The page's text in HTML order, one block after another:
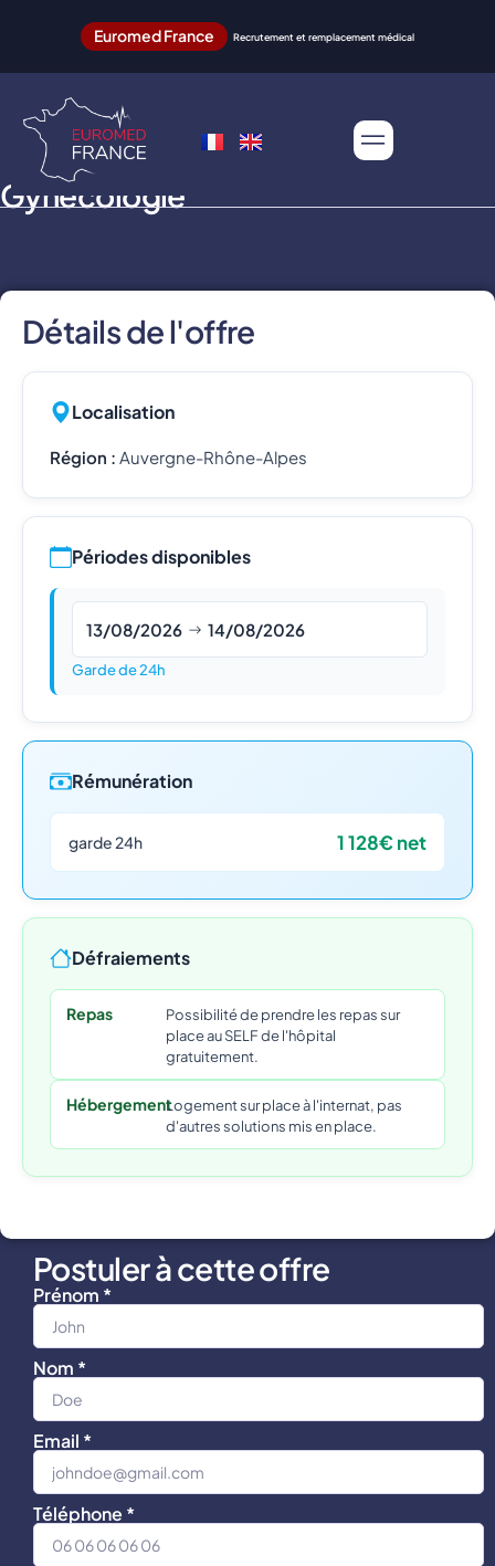
Euromed France Recrutement et remplacement médical
Gynécologie
Détails de l'offre
Localisation
Région : Auvergne-Rhône-Alpes
Périodes disponibles
13/08/2026 14/08/2026
Garde de 24h
Rémunération
garde 24h 1 128€ net
Défraiements
Repas
Possibilité de prendre les repas sur
place au SELF de l'hôpital
gratuitement.
HébergementLogement sur place à l'internat, pas
d'autres solutions mis en place.
Postuler à cette offre
Prénom *
Nom *
Email *
Téléphone *